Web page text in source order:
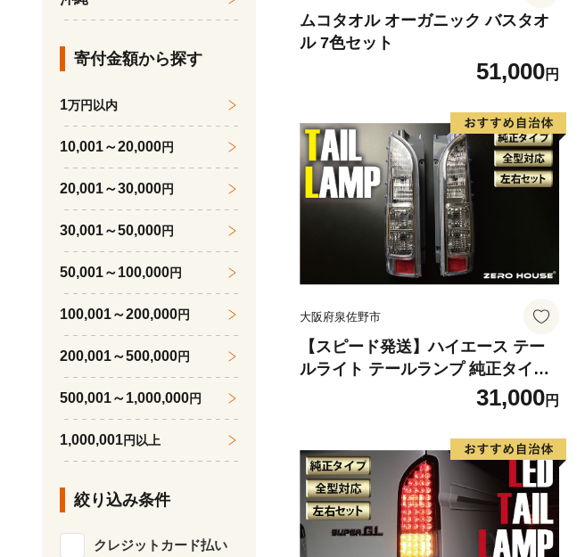
ムコタオル オーガニック バスタオ
ル 7色セット
51,000円
大阪府泉佐野市
【スピード発送】ハイエース テー
ルライト テールランプ 純正タイプ
カスタム テール クリスタル31,000円
寄付金額から探す
1万円以内
10,001～20,000円
20,001～30,000円
30,001～50,000円
50,001～100,000円
100,001～200,000円
200,001～500,000円
500,001～1,000,000円
1,000,001円以上
絞り込み条件
クレジットカード払い